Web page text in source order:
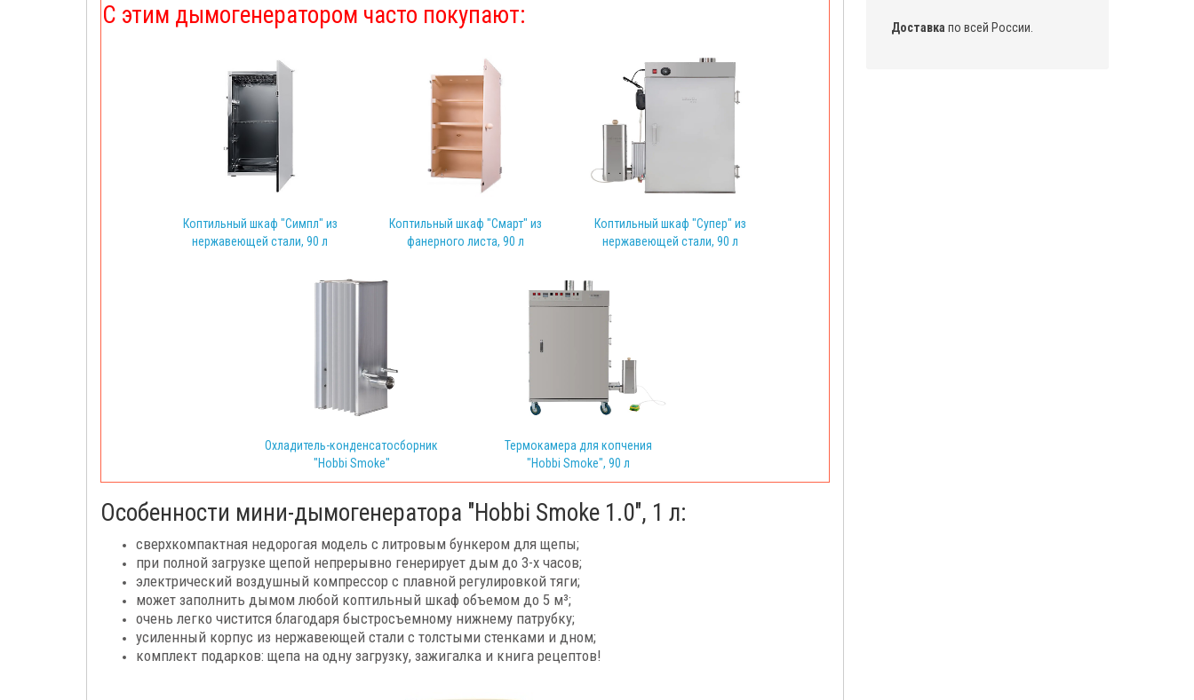
Доставка по всей России.
С этим дымогенератором часто покупают:
Коптильный шкаф "Симпл" из
нержавеющей стали, 90 л
Коптильный шкаф "Смарт" из
фанерного листа, 90 л
Коптильный шкаф "Супер" из
нержавеющей стали, 90 л
Охладитель-конденсатосборник
"Hobbi Smoke"
Термокамера для копчения
"Hobbi Smoke", 90 л
Особенности мини-дымогенератора "Hobbi Smoke 1.0", 1 л:
сверхкомпактная недорогая модель с литровым бункером для щепы;
при полной загрузке щепой непрерывно генерирует дым до 3-х часов;
электрический воздушный компрессор с плавной регулировкой тяги;
может заполнить дымом любой коптильный шкаф объемом до 5 м³;
очень легко чистится благодаря быстросъемному нижнему патрубку;
усиленный корпус из нержавеющей стали с толстыми стенками и дном;
комплект подарков: щепа на одну загрузку, зажигалка и книга рецептов!